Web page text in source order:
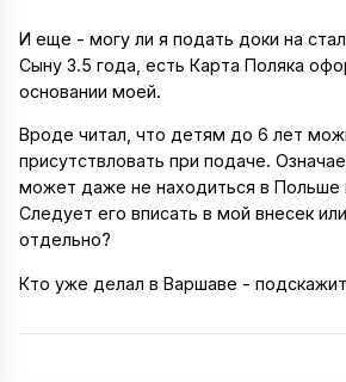
И еще - могу ли я подать доки на
Сыну 3.5 года, есть Карта Поляка
основании моей.
Вроде читал, что детям до 6 лет
присутствловать при подаче.
может даже не находиться в Польше
Следует его вписать в мой внесек
отдельно?
Кто уже делал в Варшаве -